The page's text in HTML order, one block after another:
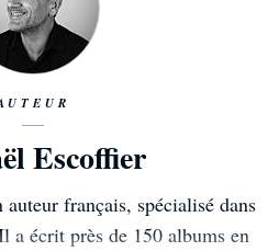
Escoffier
français, spécialisé dans
a écrit près de 150 albums en